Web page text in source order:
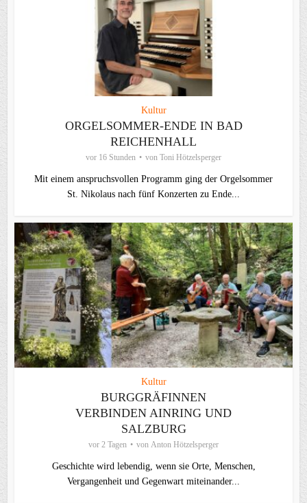
Kultur
ORGELSOMMER-ENDE IN BAD
REICHENHALL
vor 16 Stunden von Toni Hötzelsperger
Mit einem anspruchsvollen Programm ging der Orgelsommer
St. Nikolaus nach fünf Konzerten zu Ende...
Kultur
BURGGRÄFINNEN
VERBINDEN AINRING UND
SALZBURG
vor 2 Tagen von Anton Hötzelsperger
Geschichte wird lebendig, wenn sie Orte, Menschen,
Vergangenheit und Gegenwart miteinander...